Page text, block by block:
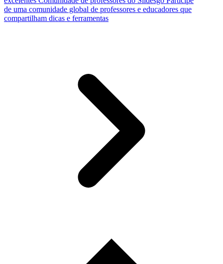
de uma comunidade global de professores e educadores que
compartilham dicas e ferramentas